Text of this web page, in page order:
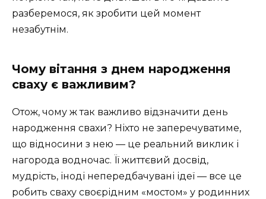
разберемося, як зробити цей момент
незабутнім.
Чому вітання з днем народження
сваху є важливим?
Отож, чому ж так важливо відзначити день
народження свахи? Ніхто не заперечуватиме,
що відносини з нею — це реальний виклик і
нагорода водночас. Її життєвий досвід,
мудрість, іноді непередбачувані ідеї — все це
робить сваху своєрідним «мостом» у родинних